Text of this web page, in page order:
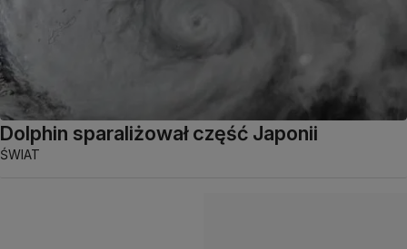
Dolphin sparaliżował część Japonii
ŚWIAT